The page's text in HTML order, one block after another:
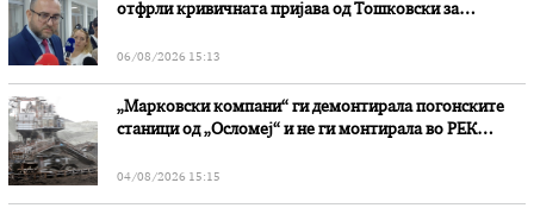
отфрли кривичната пријава од Тошковски за
06/08/2026 15:13
„Марковски компани“ ги демонтирала погонските
станици од „Осломеј“ и не ги монтирала во РЕК
04/08/2026 15:15